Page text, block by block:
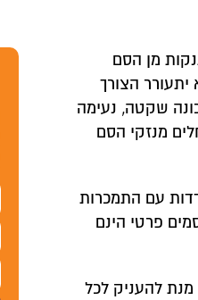
מן הסם
יתעורר הצורך
שקטה, נעימה
מנזקי הסם
עם התמכרות
פרטי הינם
מנת להעניק לכל